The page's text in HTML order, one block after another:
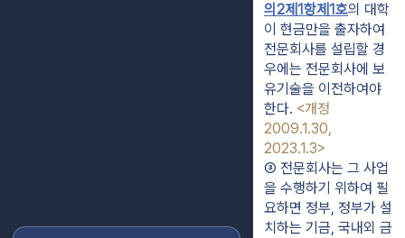
의2제1항제1호의 대학
이 현금만을 출자하여
전문회사를 설립할 경
우에는 전문회사에 보
유기술을 이전하여야
한다. <개정
2009.1.30,
2023.1.3>
③ 전문회사는 그 사업
을 수행하기 위하여 필
요하면 정부, 정부가 설
치하는 기금, 국내외 금